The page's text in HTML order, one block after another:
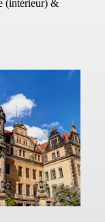
(intérieur) &